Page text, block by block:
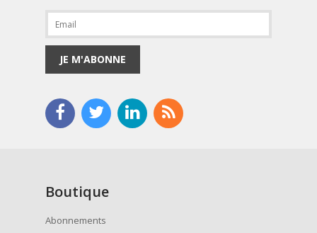
JE M'ABONNE
Boutique
Abonnements